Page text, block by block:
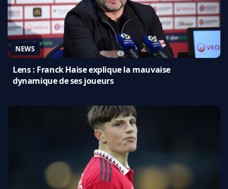
NEWS
Lens : Franck Haise explique la mauvaise
dynamique de ses joueurs